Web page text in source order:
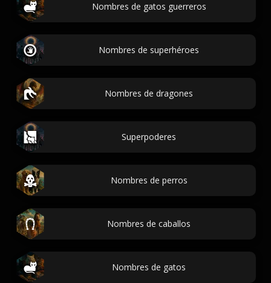
Nombres de gatos guerreros
Nombres de superhéroes
Nombres de dragones
Superpoderes
Nombres de perros
Nombres de caballos
Nombres de gatos